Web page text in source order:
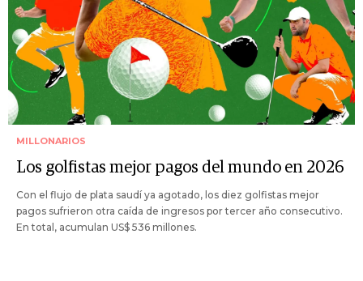
MILLONARIOS
Los golfistas mejor pagos del mundo en 2026
Con el flujo de plata saudí ya agotado, los diez golfistas mejor
pagos sufrieron otra caída de ingresos por tercer año consecutivo.
En total, acumulan US$ 536 millones.